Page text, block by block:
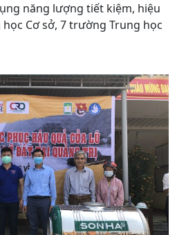
năng lượng tiết kiệm, hiệu
Cơ sở, 7 trường Trung học